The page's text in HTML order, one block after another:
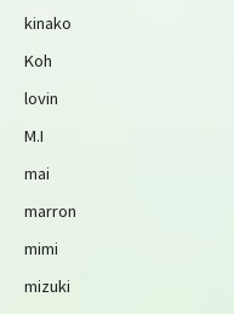
kinako
Koh
lovin
M.I
mai
marron
mimi
mizuki